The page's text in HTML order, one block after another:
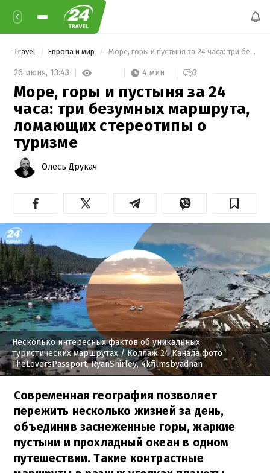
Travel Европа и мир Море, горы и пустыня за 24 часа: три безумных маршрута, ломающих стереотипы о туризме
26 июня, 13:43 4 мин 3
Море, горы и пустыня за 24
часа: три безумных маршрута,
ломающих стереотипы о
туризме
Олесь Друкач
Несколько интересных фактов об уникальных
туристических маршрутах / Коллаж 24 Канала фото
TheLoversPassport, RyanShirley, 4kfilmsbyadnan
Современная география позволяет
пережить несколько жизней за день,
объединив заснеженные горы, жаркие
пустыни и прохладный океан в одном
путешествии. Такие контрастные